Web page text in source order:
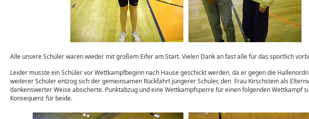
Alle unsere Schüler waren wieder mit großem Eifer am Start. Vielen Dank an fast alle für das sportlich
Leider musste ein Schüler vor Wettkampfbeginn nach Hause geschickt werden, da er gegen die
weiterer Schüler entzog sich der gemeinsamen Rückfahrt jüngerer Schüler, den Frau Kirschstein als
dankenswerter Weise absicherte. Punktabzug und eine Wettkampfsperre für einen folgenden Wettkampf
Konsequenz für beide.